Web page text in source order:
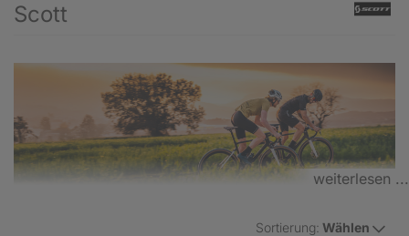
Scott
weiterlesen ...
Sortierung: Wählen